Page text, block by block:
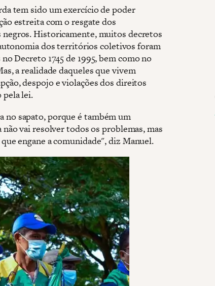
tem sido um exercício de poder
estreita com o resgate dos
Historicamente, muitos decretos
dos territórios coletivos foram
Decreto 1745 de 1995, bem como no
a realidade daqueles que vivem
despojo e violações dos direitos
pela lei.
no sapato, porque é também um
vai resolver todos os problemas, mas
engane a comunidade", diz Manuel.